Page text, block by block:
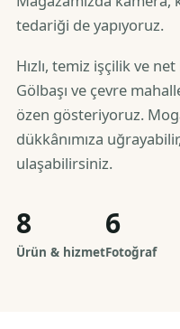
tedariği de yapıyoruz.
Hızlı, temiz işçilik ve
Gölbaşı ve çevre
özen gösteriyoruz.
dükkânımıza
ulaşabilirsiniz.
8
Ürün & hizmet
6
Fotoğraf